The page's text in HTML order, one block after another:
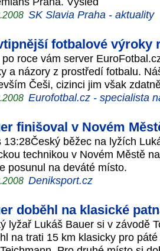
SK Slavia Praha - aktuality
fotbalové výroky
roce vám server
a názory z prostředí fotbalu.
Češi, cizinci jim však
Eurofotbal.cz - specialista
finišoval v Novém
13:28Český běžec na lyžích
technikou v Novém Městě
posunul na deváté místo.
Deniksport.cz
doběhl na klasické
lyžař Lukáš Bauer si v závodě
na trati 15 km klasicky pro